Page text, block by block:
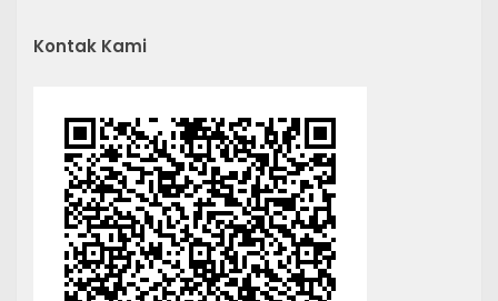
Kontak Kami